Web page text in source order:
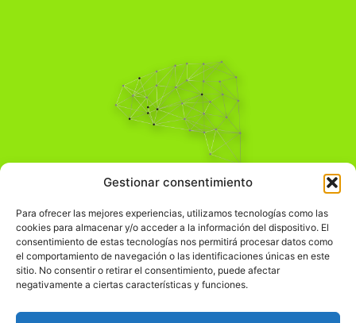
Gestionar consentimiento
Para ofrecer las mejores experiencias, utilizamos tecnologías como las
cookies para almacenar y/o acceder a la información del dispositivo. El
consentimiento de estas tecnologías nos permitirá procesar datos como
el comportamiento de navegación o las identificaciones únicas en este
sitio. No consentir o retirar el consentimiento, puede afectar
negativamente a ciertas características y funciones.
Pensamiento Crítico
Comprender el mundo para transformarlo.
Información Legal
჻Política de privacidad